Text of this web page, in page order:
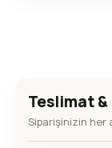
Teslimat &
Siparişinizin her